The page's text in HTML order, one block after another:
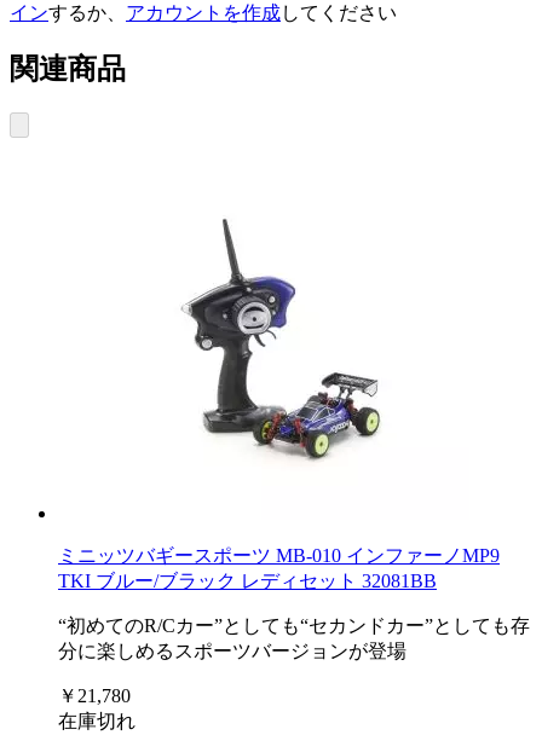
インするか、 アカウントを作成してください
関連商品
ミニッツバギースポーツ MB-010 インファーノMP9
TKI ブルー/ブラック レディセット 32081BB
“初めてのR/Cカー”としても“セカンドカー”としても存
分に楽しめるスポーツバージョンが登場
￥21,780
在庫切れ